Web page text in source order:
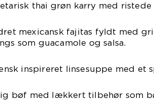
thai grøn karry med
mexicansk fajitas fyldt med
som guacamole og salsa.
inspireret linsesuppe med et
bøf med lækkert tilbehør som